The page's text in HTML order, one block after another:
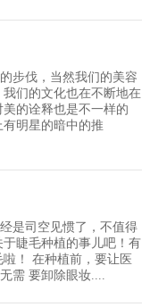
步伐，当然我们的美容
们的文化也在不断地在
的诠释也是不一样的
明星的暗中的推
是司空见惯了，不值得
睫毛种植的事儿吧！有
！ 在种植前，要让医
需 要卸除眼妆....